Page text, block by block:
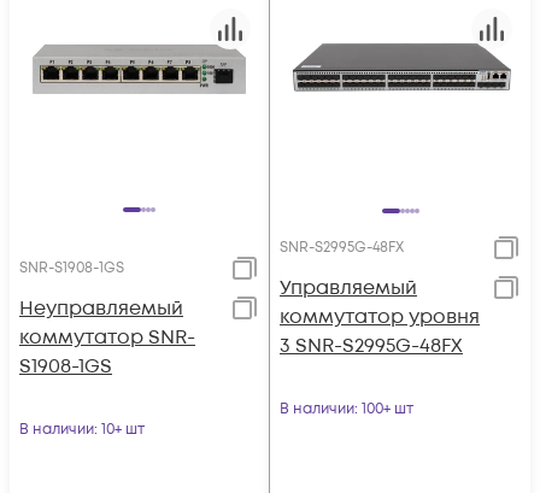
SNR-S1908-1GS
Неуправляемый
коммутатор SNR-
S1908-1GS
В наличии: 10+ шт
SNR-S2995G-48FX
Управляемый
коммутатор уровня
3 SNR-S2995G-48FX
В наличии: 100+ шт